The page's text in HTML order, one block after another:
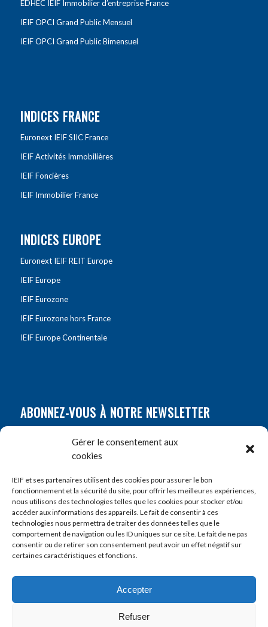
Gérer le consentement aux
cookies
IEIF et ses partenaires utilisent des cookies pour assurer le bon
fonctionnement et la sécurité du site, pour offrir les meilleures expériences,
nous utilisons des technologies telles que les cookies pour stocker et/ou
accéder aux informations des appareils. Le fait de consentir à ces
technologies nous permettra de traiter des données telles que le
comportement de navigation ou les ID uniques sur ce site. Le fait de ne pas
consentir ou de retirer son consentement peut avoir un effet négatif sur
certaines caractéristiques et fonctions.
Accepter
Refuser
EDHEC IEIF Immobilier d’entreprise France
IEIF OPCI Grand Public Mensuel
IEIF OPCI Grand Public Bimensuel
INDICES FRANCE
Euronext IEIF SIIC France
IEIF Activités Immobilières
IEIF Foncières
IEIF Immobilier France
INDICES EUROPE
Euronext IEIF REIT Europe
IEIF Europe
IEIF Eurozone
IEIF Eurozone hors France
IEIF Europe Continentale
ABONNEZ-VOUS À NOTRE NEWSLETTER
Prénom*
E-mail*